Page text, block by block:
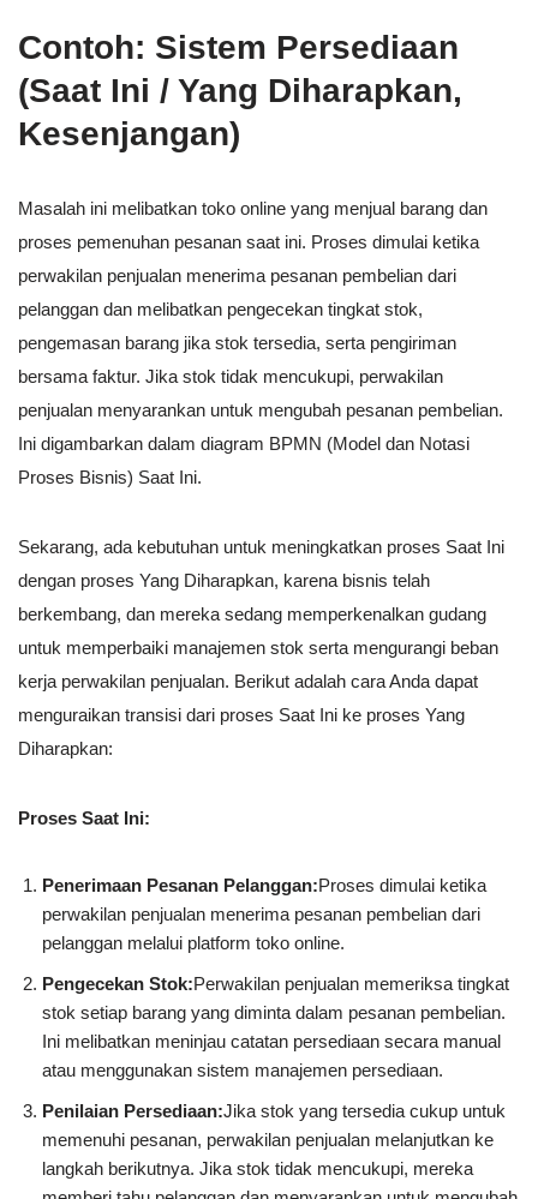
Contoh: Sistem Persediaan
(Saat Ini / Yang Diharapkan,
Kesenjangan)
Masalah ini melibatkan toko online yang menjual barang dan
proses pemenuhan pesanan saat ini. Proses dimulai ketika
perwakilan penjualan menerima pesanan pembelian dari
pelanggan dan melibatkan pengecekan tingkat stok,
pengemasan barang jika stok tersedia, serta pengiriman
bersama faktur. Jika stok tidak mencukupi, perwakilan
penjualan menyarankan untuk mengubah pesanan pembelian.
Ini digambarkan dalam diagram BPMN (Model dan Notasi
Proses Bisnis) Saat Ini.
Sekarang, ada kebutuhan untuk meningkatkan proses Saat Ini
dengan proses Yang Diharapkan, karena bisnis telah
berkembang, dan mereka sedang memperkenalkan gudang
untuk memperbaiki manajemen stok serta mengurangi beban
kerja perwakilan penjualan. Berikut adalah cara Anda dapat
menguraikan transisi dari proses Saat Ini ke proses Yang
Diharapkan:
Proses Saat Ini:
Penerimaan Pesanan Pelanggan:Proses dimulai ketika
perwakilan penjualan menerima pesanan pembelian dari
pelanggan melalui platform toko online.
Pengecekan Stok:Perwakilan penjualan memeriksa tingkat
stok setiap barang yang diminta dalam pesanan pembelian.
Ini melibatkan meninjau catatan persediaan secara manual
atau menggunakan sistem manajemen persediaan.
Penilaian Persediaan:Jika stok yang tersedia cukup untuk
memenuhi pesanan, perwakilan penjualan melanjutkan ke
langkah berikutnya. Jika stok tidak mencukupi, mereka